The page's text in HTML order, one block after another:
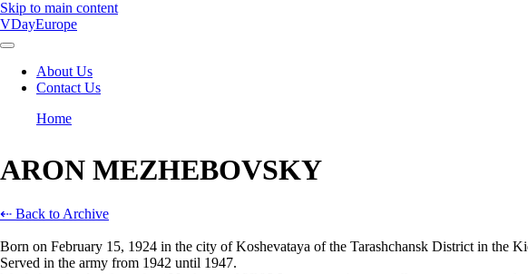
Skip to main content
VDayEurope
Main
About Us
Contact Us
Home
ARON MEZHEBOVSKY
⇠ Back to Archive
Born on February 15, 1924 in the city of Koshevataya of the Tarashchansk District in the
Served in the army from 1942 until 1947.